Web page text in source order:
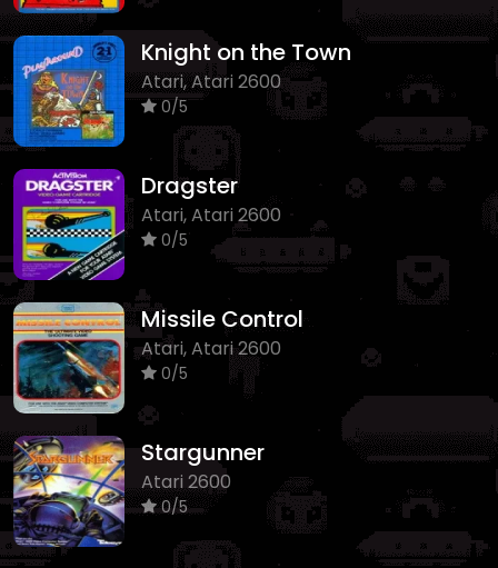
Knight on the Town
Atari, Atari 2600
0/5
Dragster
Atari, Atari 2600
0/5
Missile Control
Atari, Atari 2600
0/5
Stargunner
Atari 2600
0/5